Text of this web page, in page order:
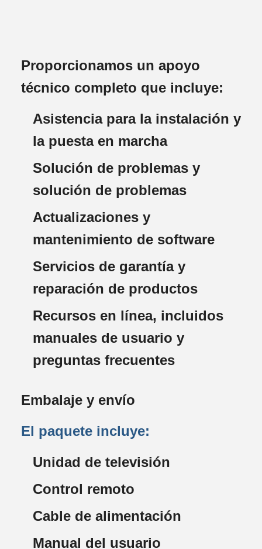
Proporcionamos un apoyo
técnico completo que incluye:
Asistencia para la instalación y
la puesta en marcha
Solución de problemas y
solución de problemas
Actualizaciones y
mantenimiento de software
Servicios de garantía y
reparación de productos
Recursos en línea, incluidos
manuales de usuario y
preguntas frecuentes
Embalaje y envío
El paquete incluye:
Unidad de televisión
Control remoto
Cable de alimentación
Manual del usuario